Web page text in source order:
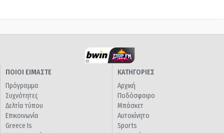
ΠΟΙΟΙ ΕΙΜΑΣΤΕ
Πρόγραμμα
Συχνότητες
Δελτία τύπου
Επικοινωνία
Greece Is
ΚΑΤΗΓΟΡΙΕΣ
Αρχική
Ποδόσφαιρο
Μπάσκετ
Αυτοκίνητο
Sports